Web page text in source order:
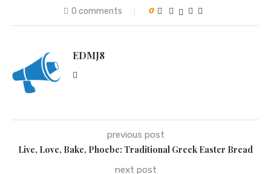
0 comments 0
EDMJ8
previous post
Live, Love, Bake, Phoebe: Traditional Greek Easter Bread
next post